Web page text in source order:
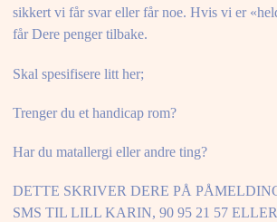
sikkert vi får svar eller får noe. Hvis vi er
får Dere penger tilbake.
Skal spesifisere litt her;
Trenger du et handicap rom?
Har du matallergi eller andre ting?
DETTE SKRIVER DERE PÅ
SMS TIL LILL KARIN, 90 95 21 57